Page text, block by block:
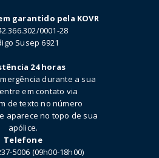
garantido pela KOVR
0001-28
Susep 6921
24 horas
durante a sua
em contato via
de texto no número
aparece no topo de sua
apólice.
Telefone
5006 (09h00-18h00)